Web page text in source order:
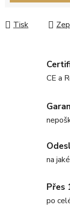
Tisk
CE a
na
Přes
po